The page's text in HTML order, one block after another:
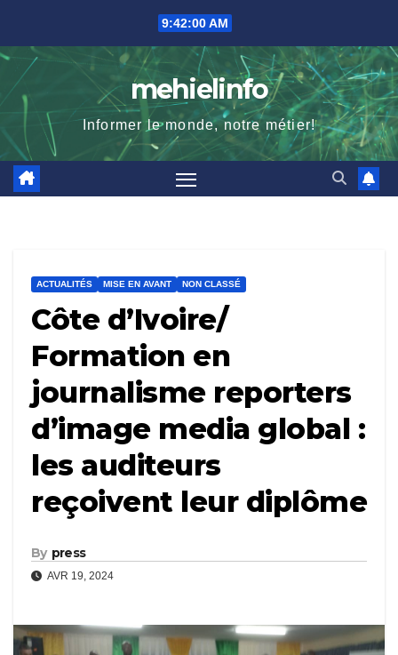
content
9:42:01 AM
mehielinfo
Informer le monde, notre métier!
ACTUALITÉS MISE EN AVANT NON CLASSÉ
Côte d’Ivoire/
Formation en
journalisme reporters
d’image media global :
les auditeurs
reçoivent leur diplôme
By press
AVR 19, 2024